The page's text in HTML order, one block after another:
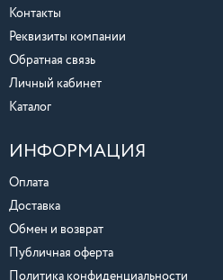
Контакты
Реквизиты компании
Обратная связь
Личный кабинет
Каталог
ИНФОРМАЦИЯ
Оплата
Доставка
Обмен и возврат
Публичная оферта
Политика конфиденциальности